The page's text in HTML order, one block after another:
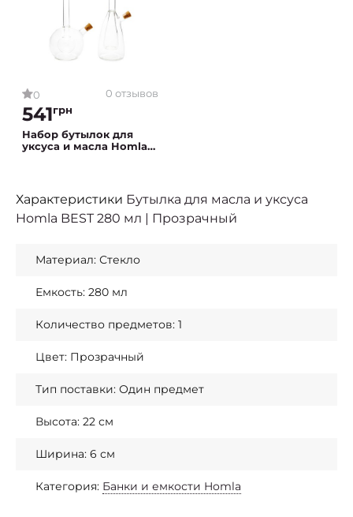
0 0 отзывов
541грн
Набор бутылок для
уксуса и масла Homla
Характеристики Бутылка для масла и уксуса
Homla BEST 280 мл | Прозрачный
Материал: Стекло
Емкость: 280 мл
Количество предметов: 1
Цвет: Прозрачный
Тип поставки: Один предмет
Высота: 22 см
Ширина: 6 см
Категория: Банки и емкости Homla